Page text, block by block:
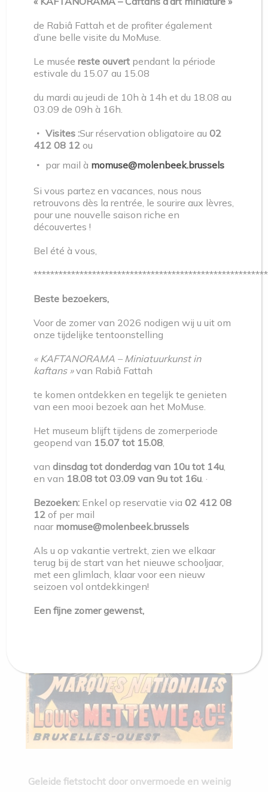
Datum/Tijd: zondag 14/05/23
Ontmoetingstijd : 13.50
Plaats van vertrek : Rue Mommaerts, 2A
Duur : 2 uur.
Prijs toegangsticket : Gratis
momuse@molenbeek.irisnet.be
Website/FB…. : www.momuse.be
Partners : MoMuse
Tentoonstelling toegankelijk tijdens de openingsuren
van het Museum
02 412 08 12
momuse@molenbeek.irisnet.be
Geleide fietstocht door onvermoede en weinig
de Rabiâ Fattah et de profiter également
d’une belle visite du MoMuse.
Le muséereste ouvert pendant la période
estivale du 15.07 au 15.08
du mardi au jeudi de 10h à 14h et du 18.08 au
03.09 de 09h à 16h.
Visites :Sur réservation obligatoire au02
412 08 12 ou
par mail à momuse@molenbeek.brussels
Si vous partez en vacances, nous nous
retrouvons dès la rentrée, le sourire aux lèvres,
pour une nouvelle saison riche en
découvertes !
Bel été à vous,
Beste bezoekers,
Voor de zomer van 2026 nodigen wij u uit om
onze tijdelijke tentoonstelling
« KAFTANORAMA – Miniatuurkunst in
kaftans »van Rabiâ Fattah
te komen ontdekken en tegelijk te genieten
van een mooi bezoek aan het MoMuse.
Het museum blijft tijdens de zomerperiode
geopend van 15.07 tot 15.08,
vandinsdag tot donderdag van 10u tot 14u,
en van 18.08 tot 03.09 van 9u tot 16u. ·
Bezoeken: Enkel op reservatie via02 412 08
12 of per mail
naar momuse@molenbeek.brussels
Als u op vakantie vertrekt, zien we elkaar
terug bij de start van het nieuwe schooljaar,
met een glimlach, klaar voor een nieuw
seizoen vol ontdekkingen!
Een fijne zomer gewenst,